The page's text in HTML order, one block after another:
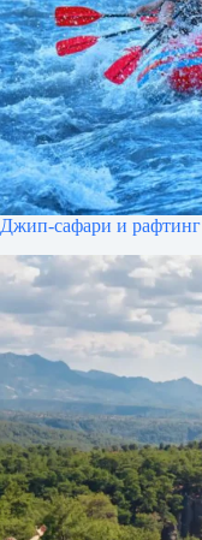
Джип-сафари и